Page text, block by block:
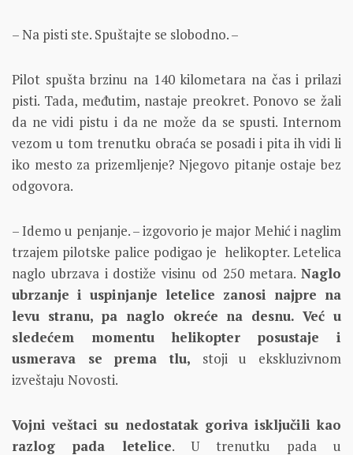
– Na pisti ste. Spuštajte se slobodno. –
Pilot spušta brzinu na 140 kilometara na čas i prilazi
pisti. Tada, međutim, nastaje preokret. Ponovo se žali
da ne vidi pistu i da ne može da se spusti. Internom
vezom u tom trenutku obraća se posadi i pita ih vidi li
iko mesto za prizemljenje? Njegovo pitanje ostaje bez
odgovora.
– Idemo u penjanje. – izgovorio je major Mehić i naglim
trzajem pilotske palice podigao je helikopter. Letelica
naglo ubrzava i dostiže visinu od 250 metara. Naglo
ubrzanje i uspinjanje letelice zanosi najpre na
levu stranu, pa naglo okreće na desnu. Već u
sledećem momentu helikopter posustaje i
usmerava se prema tlu, stoji u ekskluzivnom
izveštaju Novosti.
Vojni veštaci su nedostatak goriva isključili kao
razlog pada letelice. U trenutku pada u